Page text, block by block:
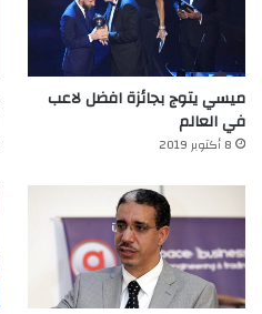
ميسي يتوج بجائزة افضل لاعب
في العالم‎
8 أكتوبر 2019